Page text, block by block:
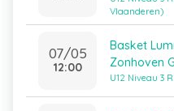
Vlaanderen)
07/05
12:00
Basket
Zonhoven
U12 Niveau 3